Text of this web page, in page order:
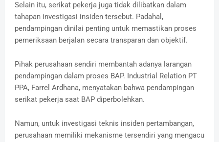
Selain itu, serikat pekerja juga tidak dilibatkan dalam
tahapan investigasi insiden tersebut. Padahal,
pendampingan dinilai penting untuk memastikan proses
pemeriksaan berjalan secara transparan dan objektif.
Pihak perusahaan sendiri membantah adanya larangan
pendampingan dalam proses BAP. Industrial Relation PT
PPA, Farrel Ardhana, menyatakan bahwa pendampingan
serikat pekerja saat BAP diperbolehkan.
Namun, untuk investigasi teknis insiden pertambangan,
perusahaan memiliki mekanisme tersendiri yang mengacu